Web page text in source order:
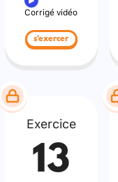
Corrigé vidéo
s'exercer
Exercice
13